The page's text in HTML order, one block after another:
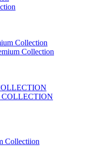
Collection
Collection
COLLECTION
Collectiion